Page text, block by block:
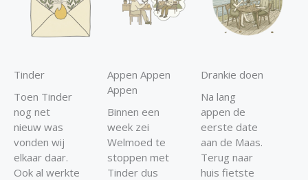
Tinder
Toen Tinder
nog net
nieuw was
vonden wij
elkaar daar.
Ook al werkte
Appen Appen
Appen
Binnen een
week zei
Welmoed te
stoppen met
Tinder dus
Drankie doen
Na lang
appen de
eerste date
aan de Maas.
Terug naar
huis fietste